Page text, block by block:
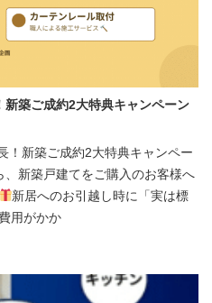
築ご成約2大特典キャンペーン
！新築ご成約2大特典キャンペー
新築戸建てをご購入のお客様へ
新居へのお引越し時に「実は標
用がかか